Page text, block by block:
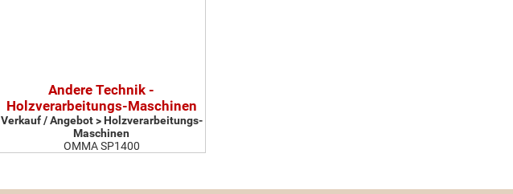
Andere Technik -
Holzverarbeitungs-Maschinen
Verkauf / Angebot > Holzverarbeitungs-
Maschinen
OMMA SP1400